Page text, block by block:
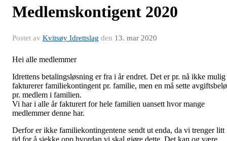
Medlemskontigent 2020
Postet av Kvitsøy Idrettslag den 13. mar 2020
Hei alle medlemmer
Idrettens betalingsløsning er fra i år endret. Det er pr. nå ikke mulig
fakturerer familiekontingent pr. familie, men en må sette
pr. medlem i familien.
Vi har i alle år fakturert for hele familien uansett hvor mange
medlemmer denne har.
Derfor er ikke familiekontingentene sendt ut enda, da vi trenger litt